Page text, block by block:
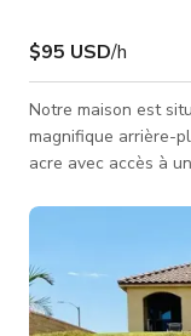
$95 USD/h
Notre maison est
magnifique arrière-
acre avec accès à
marche Baja
incroyable cuisine
mini-réfrigérateurs
Le jardin dispose
lumières et venti